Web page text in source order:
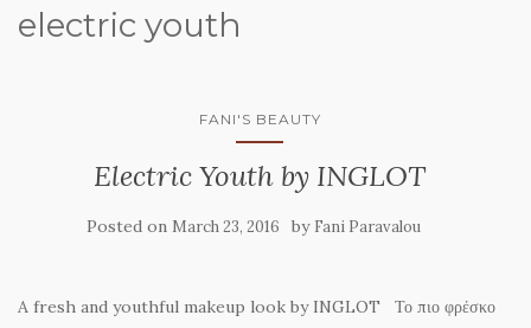
electric youth
FANI'S BEAUTY
Electric Youth by INGLOT
Posted on March 23, 2016 by Fani Paravalou
A fresh and youthful makeup look by INGLOT Το πιο φρέσκο